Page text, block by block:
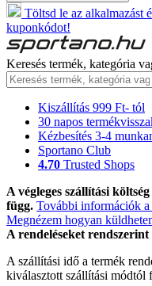
Töltsd le az alkalmazást
kuponkódot!
Keresés termék, kategória
Kiszállítás 999 Ft- tól
30 napos
Kézbesítés 3-4
Sportano Club
4.70 Trusted Shops
A végleges szállítási
függ. További információk a
Megnézem hogyan
A rendeléseket
A szállítási idő a termék
kiválasztott szállítási módtól